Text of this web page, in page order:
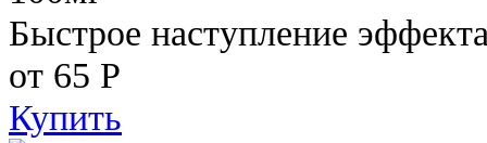
Быстрое наступление
от 65 Р
Купить